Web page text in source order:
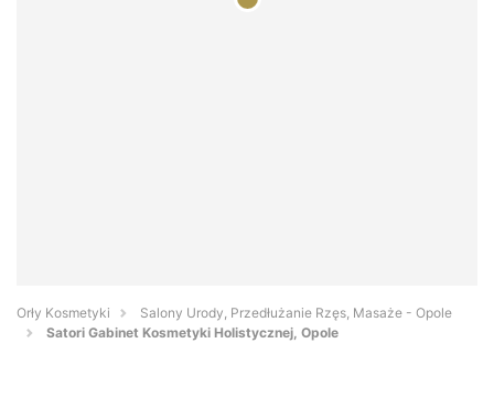
Orły Kosmetyki
Salony Urody, Przedłużanie Rzęs, Masaże - Opole
Satori Gabinet Kosmetyki Holistycznej, Opole